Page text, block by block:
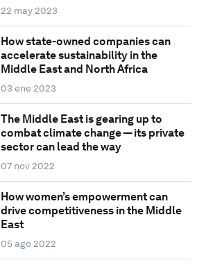
22 may 2023
How state-owned companies can
accelerate sustainability in the
Middle East and North Africa
03 ene 2023
The Middle East is gearing up to
combat climate change — its private
sector can lead the way
07 nov 2022
How women’s empowerment can
drive competitiveness in the Middle
East
05 ago 2022